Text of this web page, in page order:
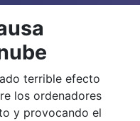
terrible efecto
los ordenadores
y provocando el